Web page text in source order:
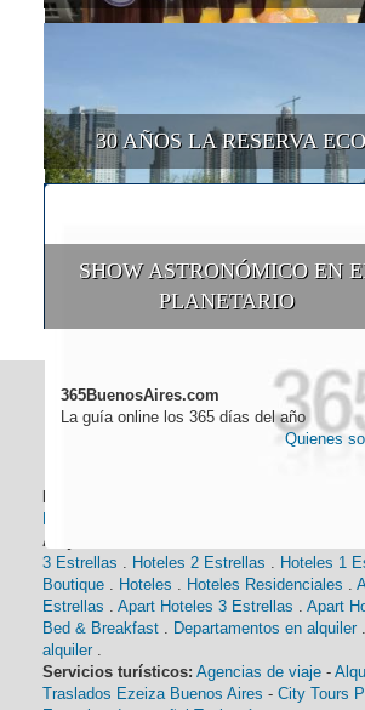
30 AÑOS LA RESERVA
SHOW ASTRONÓMICO EN
PLANETARIO
365BuenosAires.com
La guía online los 365 días del año
Quienes
Alojamiento:
Hoteles
3 Estrellas . Hoteles 2 Estrellas . Hoteles 1
Boutique . Hoteles . Hoteles Residenciales .
Estrellas . Apart Hoteles 3 Estrellas . Apart
Bed & Breakfast . Departamentos en alquiler .
alquiler .
Servicios turísticos: Agencias de viaje -
Traslados Ezeiza Buenos Aires - City Tours